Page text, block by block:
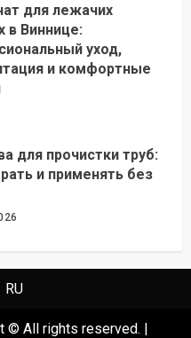
для лежачих
в Виннице:
уход,
и комфортные
для прочистки труб:
и применять без
RU
© All rights reserved. |